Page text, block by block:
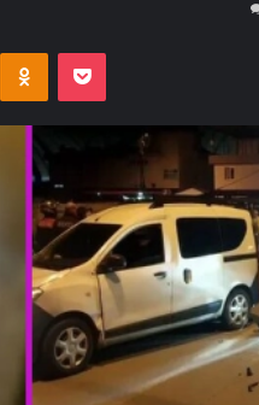
Odnoklassniki
Pocket